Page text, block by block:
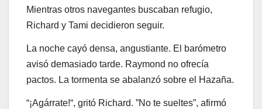
Mientras otros navegantes buscaban refugio,
Richard y Tami decidieron seguir.
La noche cayó densa, angustiante. El barómetro
avisó demasiado tarde. Raymond no ofrecía
pactos. La tormenta se abalanzó sobre el Hazaña.
“¡Agárrate!“, gritó Richard. ”No te sueltes”, afirmó